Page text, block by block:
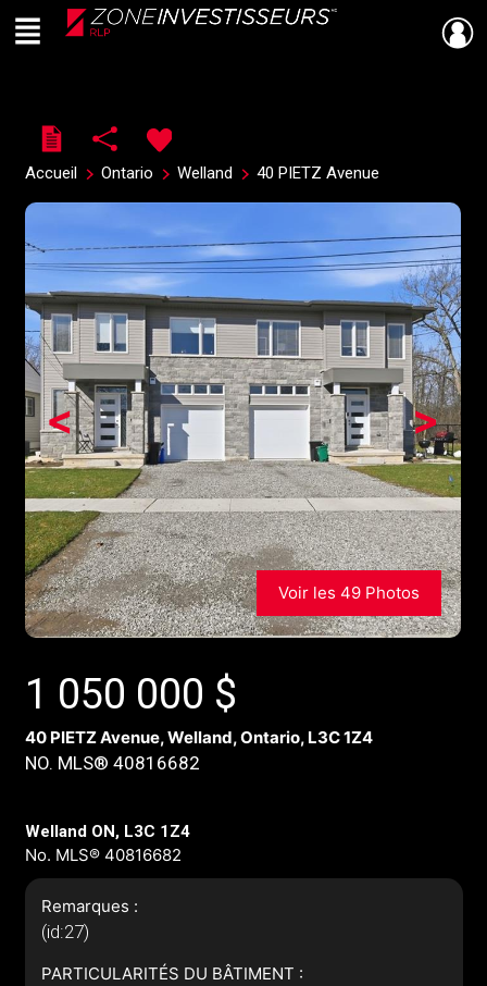
Live
En Direct
Menu
Accueil Ontario Welland 40 PIETZ Avenue
>
<
Voir les 49 Photos
1 050 000 $
40 PIETZ Avenue, Welland, Ontario, L3C 1Z4
NO. MLS® 40816682
Welland ON, L3C 1Z4
No. MLS® 40816682
Remarques :
(id:27)
PARTICULARITÉS DU BÂTIMENT :